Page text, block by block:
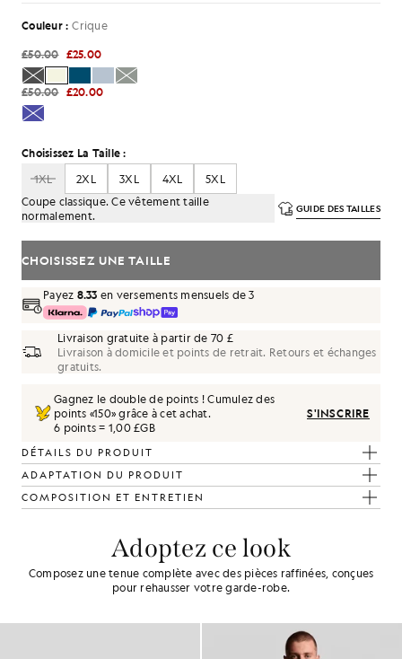
Couleur : Crique
£50.00 £25.00
£50.00 £20.00
Choisissez La Taille :
1XL
2XL 3XL 4XL
5XL
Coupe classique. Ce vêtement taille
normalement.
GUIDE DES TAILLES
CHOISISSEZ UNE TAILLE
Payez 8.33 en versements mensuels de 3
Livraison gratuite à partir de 70 £
Livraison à domicile et points de retrait. Retours et échanges
gratuits.
Gagnez le double de points ! Cumulez des
points «150» grâce à cet achat.
6 points = 1,00 £GB
S'INSCRIRE
DÉTAILS DU PRODUIT
ADAPTATION DU PRODUIT
COMPOSITION ET ENTRETIEN
Adoptez ce look
Composez une tenue complète avec des pièces raffinées, conçues
pour rehausser votre garde-robe.